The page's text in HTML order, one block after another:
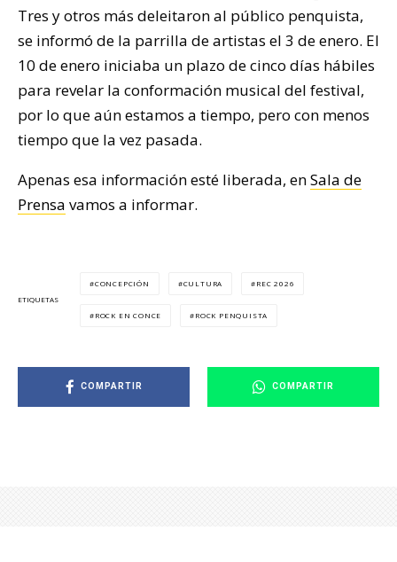
Tres y otros más deleitaron al público penquista,
se informó de la parrilla de artistas el 3 de enero. El
10 de enero iniciaba un plazo de cinco días hábiles
para revelar la conformación musical del festival,
por lo que aún estamos a tiempo, pero con menos
tiempo que la vez pasada.
Apenas esa información esté liberada, enSala de
Prensa vamos a informar.
ETIQUETAS
CONCEPCIÓN CULTURA REC 2026
ROCK EN CONCE ROCK PENQUISTA
COMPARTIR COMPARTIR